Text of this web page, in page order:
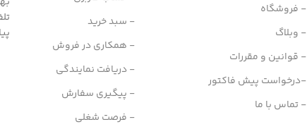
- فروشگاه
- وبلاگ
- قوانین و مقررات
-درخواست پیش فاکتور
- تماس با ما
- سبد خرید
- همکاری در فروش
- دریافت نمایندگی
- پیگیری سفارش
- فرصت شغلی
تلفن: